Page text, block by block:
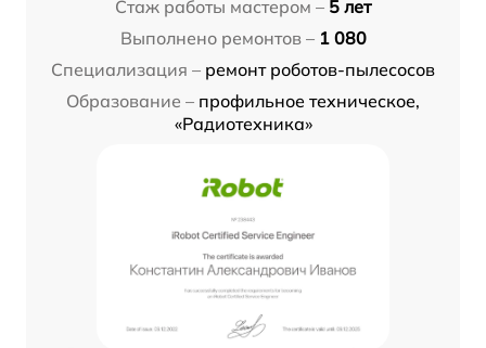
Стаж работы мастером – 5 лет
Выполнено ремонтов – 1 080
Специализация – ремонт роботов-пылесосов
Образование – профильное техническое,
«Радиотехника»